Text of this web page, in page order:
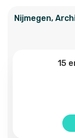
Nijmegen,
15